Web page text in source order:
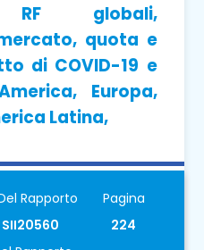
RF globali,
quota e
di COVID-19 e
Europa,
Latina,
Rapporto
SII20560
Pagina
224